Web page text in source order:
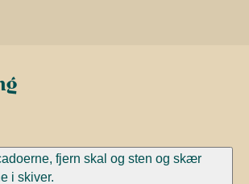
fjern skal og sten og skær
i skiver.